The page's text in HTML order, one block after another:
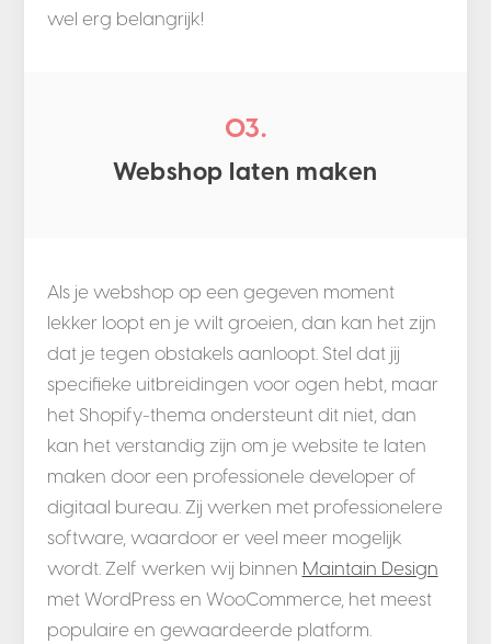
wel erg belangrijk!
03.
Webshop laten maken
Als je webshop op een gegeven moment
lekker loopt en je wilt groeien, dan kan het zijn
dat je tegen obstakels aanloopt. Stel dat jij
specifieke uitbreidingen voor ogen hebt, maar
het Shopify-thema ondersteunt dit niet, dan
kan het verstandig zijn om je website te laten
maken door een professionele developer of
digitaal bureau. Zij werken met professionelere
software, waardoor er veel meer mogelijk
wordt. Zelf werken wij binnen Maintain Design
met WordPress en WooCommerce, het meest
populaire en gewaardeerde platform.